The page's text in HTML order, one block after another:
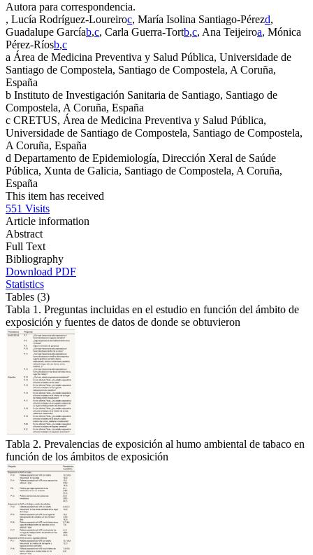
Autora para correspondencia.
, Lucía Rodríguez-Loureiroc, María Isolina Santiago-Pérezd,
Guadalupe Garcíab,c, Carla Guerra-Tortb,c, Ana Teijeiroa, Mónica
Pérez-Ríosb,c
a Área de Medicina Preventiva y Salud Pública, Universidade de
Santiago de Compostela, Santiago de Compostela, A Coruña,
España
b Instituto de Investigación Sanitaria de Santiago, Santiago de
Compostela, A Coruña, España
c CRETUS, Área de Medicina Preventiva y Salud Pública,
Universidade de Santiago de Compostela, Santiago de Compostela,
A Coruña, España
d Departamento de Epidemiología, Dirección Xeral de Saúde
Pública, Xunta de Galicia, Santiago de Compostela, A Coruña,
España
This item has received
551 Visits
Article information
Abstract
Full Text
Bibliography
Download PDF
Statistics
Tables (3)
Tabla 1. Preguntas incluidas en el estudio en función del ámbito de
exposición y fuentes de datos de donde se obtuvieron
Tabla 2. Prevalencias de exposición al humo ambiental de tabaco en
función de los ámbitos de exposición